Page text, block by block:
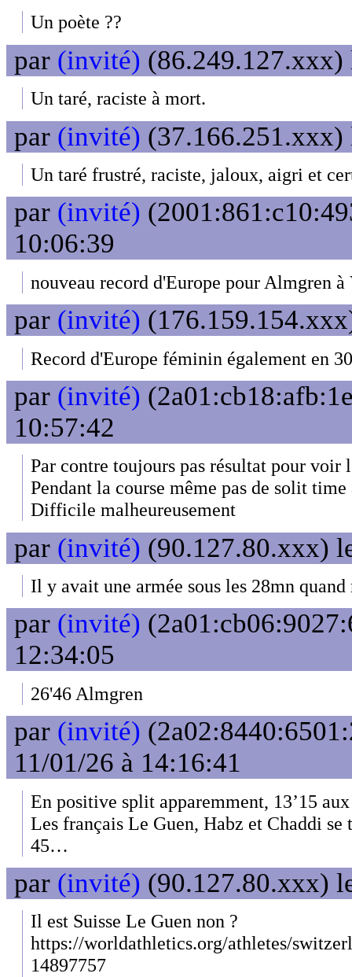
Un poète ??
par (invité) (86.249.127.xxx)
Un taré, raciste à mort.
par (invité) (37.166.251.xxx)
Un taré frustré, raciste, jaloux, aigri et
par (invité)
10:06:39
nouveau record d'Europe pour Almgren
par (invité)
Record d'Europe féminin également en
par (invité)
10:57:42
Par contre toujours pas résultat pour voir
Pendant la course même pas de solit
Difficile malheureusement
par (invité) (90.127.80.xxx)
Il y avait une armée sous les 28mn
par (invité)
12:34:05
26'46 Almgren
par (invité)
11/01/26 à 14:16:41
En positive split apparemment, 13’15
Les français Le Guen, Habz et Chaddi se
45…
par (invité) (90.127.80.xxx)
Il est Suisse Le Guen non ?
https://worldathletics.org/athletes/
14897757